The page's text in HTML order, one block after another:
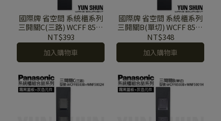
國際牌 省空間 系統櫃系列
三開關C(三路) WCFF 8503
B+WNF 5002 B (霧黑色蓋
板+黑色元件)
NT$393
加入購物車
國際牌 省空間 系統櫃系列
三開關B(單切) WCFF 8503
B+WNF 5001 B (霧黑色蓋
板+黑色元件)
NT$348
加入購物車